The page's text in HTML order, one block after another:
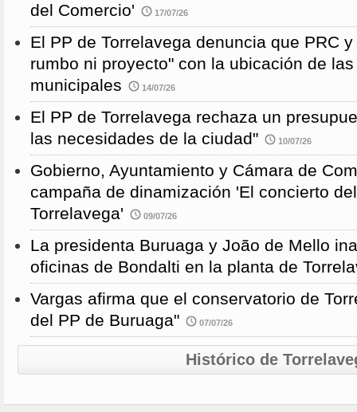
del Comercio'
17/07/26
El PP de Torrelavega denuncia que PRC
rumbo ni proyecto" con la ubicación de
municipales
14/07/26
El PP de Torrelavega rechaza un
las necesidades de la ciudad"
10/07/26
Gobierno, Ayuntamiento y Cámara de
campaña de dinamización 'El concierto
Torrelavega'
09/07/26
La presidenta Buruaga y João de Mello
oficinas de Bondalti en la planta de
Vargas afirma que el conservatorio de
del PP de Buruaga"
07/07/26
Histórico de